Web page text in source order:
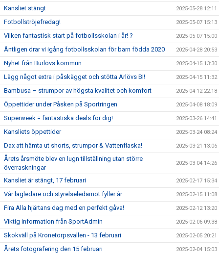
Kansliet stängt 2025-05-28 12:11
Fotbollströjefredag! 2025-05-07 15:13
Vilken fantastisk start på fotbollsskolan i år! ? 2025-05-07 15:00
Äntligen drar vi igång fotbollsskolan för barn födda 2020 2025-04-28 20:53
Nyhet från Burlövs kommun 2025-04-15 13:30
Lägg något extra i påskägget och stötta Arlövs BI! 2025-04-15 11:32
Bambusa – strumpor av högsta kvalitet och komfort 2025-04-12 22:18
Öppettider under Påsken på Sportringen 2025-04-08 18:09
Superweek = fantastiska deals för dig! 2025-03-26 14:41
Kansliets öppettider 2025-03-24 08:24
Dax att hämta ut shorts, strumpor & Vattenflaska! 2025-03-21 13:06
Årets årsmöte blev en lugn tillställning utan större
överraskningar
2025-03-04 14:26
Kansliet är stängt, 17 februari 2025-02-17 15:34
Vår lagledare och styrelseledamot fyller år 2025-02-15 11:08
Fira Alla hjärtans dag med en perfekt gåva! 2025-02-12 13:20
Viktig information från SportAdmin 2025-02-06 09:38
Skokväll på Kronetorpsvallen - 13 februari 2025-02-05 20:21
Årets fotografering den 15 februari 2025-02-04 15:03